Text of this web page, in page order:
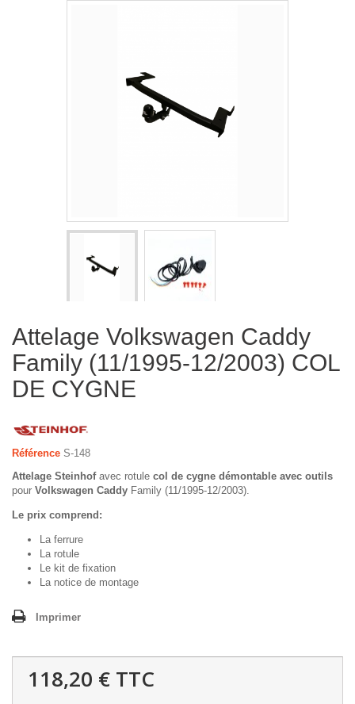
Attelage Volkswagen Caddy
Family (11/1995-12/2003) COL
DE CYGNE
Référence S-148
Attelage Steinhofavec rotule col de cygne démontable avec outils
pour Volkswagen Caddy Family (11/1995-12/2003).
Le prix comprend:
La ferrure
La rotule
Le kit de fixation
La notice de montage
Imprimer
118,20 € TTC